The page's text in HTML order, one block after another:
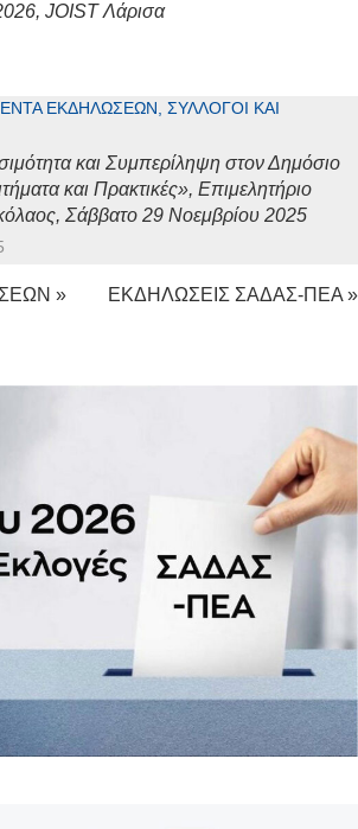
JOIST Λάρισα
ΕΚΔΗΛΏΣΕΩΝ, ΣΎΛΛΟΓΟΙ ΚΑΙ
και Συμπερίληψη στον Δημόσιο
και Πρακτικές», Επιμελητήριο
Σάββατο 29 Νοεμβρίου 2025
» ΕΚΔΗΛΩΣΕΙΣ ΣΑΔΑΣ-ΠΕΑ »